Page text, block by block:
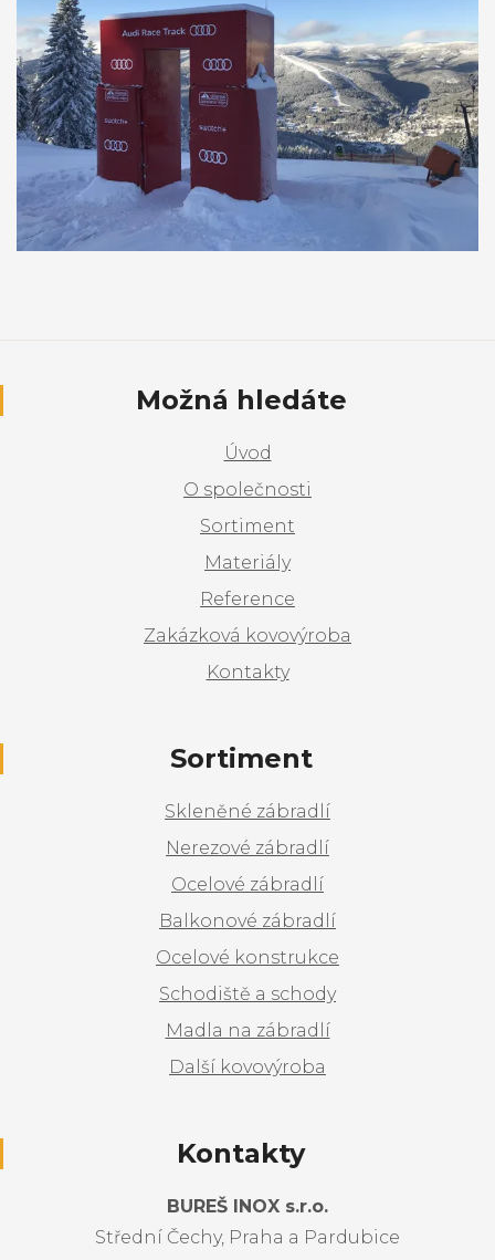
Možná hledáte
Úvod
O společnosti
Sortiment
Materiály
Reference
Zakázková kovovýroba
Kontakty
Sortiment
Skleněné zábradlí
Nerezové zábradlí
Ocelové zábradlí
Balkonové zábradlí
Ocelové konstrukce
Schodiště a schody
Madla na zábradlí
Další kovovýroba
Kontakty
BUREŠ INOX s.r.o.
Střední Čechy, Praha a Pardubice